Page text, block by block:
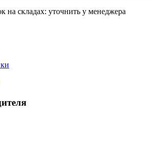
на складах: уточнить у менеджера